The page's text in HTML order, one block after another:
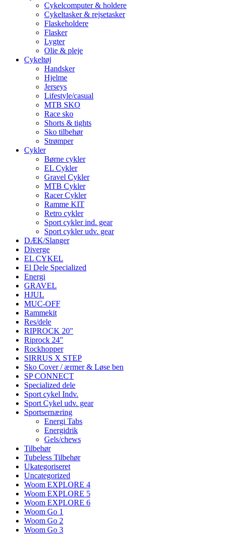
Cykelcomputer & holdere
Cykeltasker & rejsetasker
Flaskeholdere
Flasker
Lygter
Olie & pleje
Cykeltøj
Handsker
Hjelme
Jerseys
Lifestyle/casual
MTB SKO
Race sko
Shorts & tights
Sko tilbehør
Strømper
Cykler
Børne cykler
EL Cykler
Gravel Cykler
MTB Cykler
Racer Cykler
Ramme KIT
Retro cykler
Sport cykler ind. gear
Sport cykler udv. gear
DÆK/Slanger
Diverge
EL CYKEL
El Dele Specialized
Energi
GRAVEL
HJUL
MUC-OFF
Rammekit
Res/dele
RIPROCK 20"
Riprock 24"
Rockhopper
SIRRUS X STEP
Sko Cover / ærmer & Løse ben
SP CONNECT
Specialized dele
Sport cykel Indv.
Sport Cykel udv. gear
Sportsernæring
Energi Tabs
Energidrik
Gels/chews
Tilbehør
Tubeless Tilbehør
Ukategoriseret
Uncategorized
Woom EXPLORE 4
Woom EXPLORE 5
Woom EXPLORE 6
Woom Go 1
Woom Go 2
Woom Go 3